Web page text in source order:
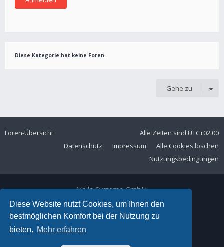
Diese Website nutzt Cookies, um Ihnen den
bestmöglichen Komfort bei der Nutzung zu
bieten. Mehr erfahren
Diese Kategorie hat keine Foren.
Gehe zu
Foren-Übersicht Alle Zeiten sind UTC+02:00
Alle Cookies löschen
Impressum
Datenschutz
Nutzungsbedingungen
Volla Systeme GmbH
Kölner Straße 102
42897 Remscheid
Telefon:+49 2191 59897 61
E-Mail: